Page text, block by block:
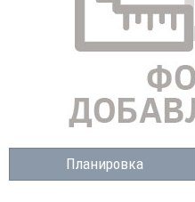
Планировка